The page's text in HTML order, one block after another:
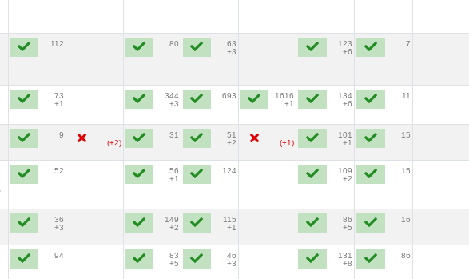
112 80
63
+3
123
+6
7
73
+1
344
+3
693
1616
+1
134
+6
11
9
(+2)
31
51
+2
(+1)
101
+1
15
52
56
+1
124
109
+2
15
36
+3
149
+2
115
+1
86
+5
16
94
83
+5
46
+3
131
+8
86